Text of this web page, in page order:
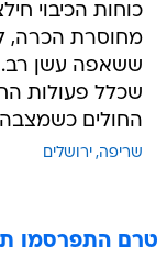
מחוסרת הכרה,
ששאפה עשן רב.
שכלל פעולות
החולים כשמצבה
שריפה ירושלים
טרם התפרסמו